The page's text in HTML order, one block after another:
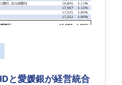
と愛媛銀が経営統合